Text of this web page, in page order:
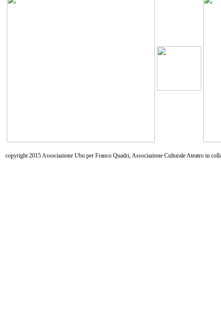
copyright 2015 Associazione Ubu per Franco Quadri, Associazione Culturale Ateatro in